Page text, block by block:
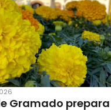
Gramado prepara